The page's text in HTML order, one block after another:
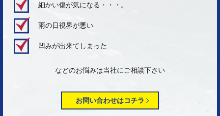
細かい傷が気になる・・・。
雨の日視界が悪い
凹みが出来てしまった
などのお悩みは当社にご相談下さい
お問い合わせはコチラ